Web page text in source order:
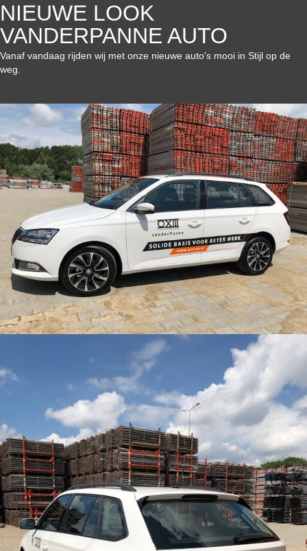
NIEUWE LOOK
VANDERPANNE AUTO
Vanaf vandaag rijden wij met onze nieuwe auto's mooi in Stijl op de
weg.